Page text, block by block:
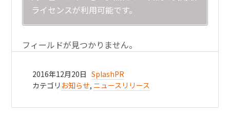
ライセンスが利用可能です。
フィールドが見つかりません。
2016年12月20日 SplashPR
カテゴリ お知らせ, ニュースリリース